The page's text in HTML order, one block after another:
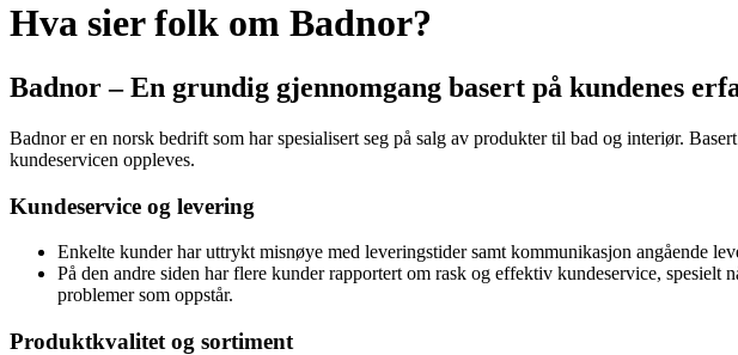
Hva sier folk om Badnor?
Badnor – En grundig gjennomgang basert på kundenes
Badnor er en norsk bedrift som har spesialisert seg på salg av produkter til bad og interiør.
kundeservicen oppleves.
Kundeservice og levering
Enkelte kunder har uttrykt misnøye med leveringstider samt kommunikasjon angående
På den andre siden har flere kunder rapportert om rask og effektiv kundeservice,
problemer som oppstår.
Produktkvalitet og sortiment